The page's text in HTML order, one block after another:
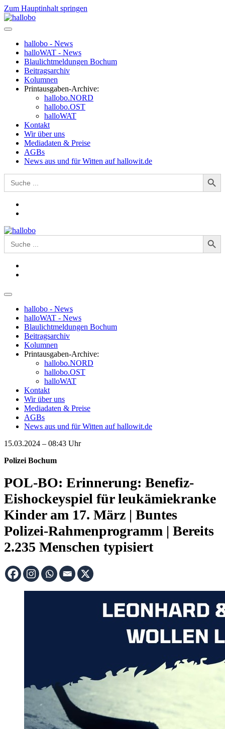
Zum Hauptinhalt springen
hallobo - News
halloWAT - News
Blaulichtmeldungen Bochum
Beitragsarchiv
Kolumnen
Printausgaben-Archive:
hallobo.NORD
hallobo.OST
halloWAT
Kontakt
Wir über uns
Mediadaten & Preise
AGBs
News aus und für Witten auf hallowit.de
Search
for:
Search Button
Search
for:
Search Button
hallobo - News
halloWAT - News
Blaulichtmeldungen Bochum
Beitragsarchiv
Kolumnen
Printausgaben-Archive:
hallobo.NORD
hallobo.OST
halloWAT
Kontakt
Wir über uns
Mediadaten & Preise
AGBs
News aus und für Witten auf hallowit.de
15.03.2024 – 08:43 Uhr
Polizei Bochum
POL-BO: Erinnerung: Benefiz-
Eishockeyspiel für leukämiekranke
Kinder am 17. März | Buntes
Polizei-Rahmenprogramm | Bereits
2.235 Menschen typisiert